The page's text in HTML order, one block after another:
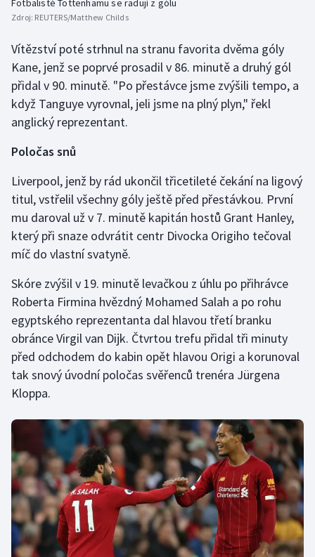
Fotbalisté Tottenhamu se radují z gólu
Zdroj: REUTERS/Matthew Childs
Vítězství poté strhnul na stranu favorita dvěma góly
Kane, jenž se poprvé prosadil v 86. minutě a druhý gól
přidal v 90. minutě. "Po přestávce jsme zvýšili tempo, a
když Tanguye vyrovnal, jeli jsme na plný plyn," řekl
anglický reprezentant.
Poločas snů
Liverpool, jenž by rád ukončil třicetileté čekání na ligový
titul, vstřelil všechny góly ještě před přestávkou. První
mu daroval už v 7. minutě kapitán hostů Grant Hanley,
který při snaze odvrátit centr Divocka Origiho tečoval
míč do vlastní svatyně.
Skóre zvýšil v 19. minutě levačkou z úhlu po přihrávce
Roberta Firmina hvězdný Mohamed Salah a po rohu
egyptského reprezentanta dal hlavou třetí branku
obránce Virgil van Dijk. Čtvrtou trefu přidal tři minuty
před odchodem do kabin opět hlavou Origi a korunoval
tak snový úvodní poločas svěřenců trenéra Jürgena
Kloppa.